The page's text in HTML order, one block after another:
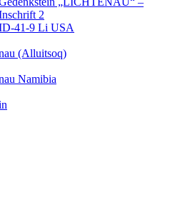
2
41-9 Li USA
(Alluitsoq)
Namibia